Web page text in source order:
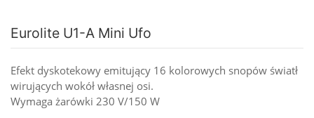
Eurolite U1-A Mini Ufo
Efekt dyskotekowy emitujący 16 kolorowych snopów światł
wirujących wokół własnej osi.
Wymaga żarówki 230 V/150 W